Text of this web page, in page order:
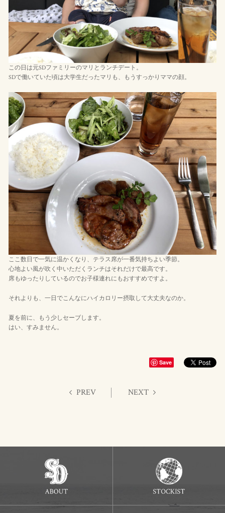
この日は元SDファミリーのマリとランチデート。
SDで働いていた頃は大学生だったマリも、もうすっかりママの顔。
ここ数日で一気に温かくなり、テラス席が一番気持ちよい季節。
心地よい風が吹く中いただくランチはそれだけで最高です。
席もゆったりしているのでお子様連れにもおすすめですよ。
それよりも、一日でこんなにハイカロリー摂取して大丈夫なのか。
夏を前に、もう少しセーブします。
はい、すみません。
Save
PREV NEXT